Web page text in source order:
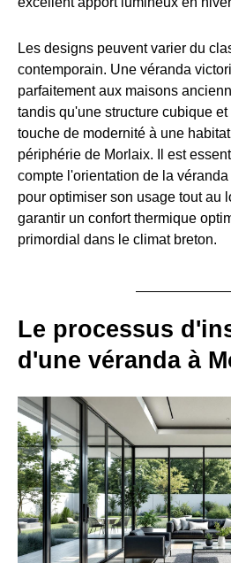
Les designs peuvent varier du
contemporain. Une véranda
parfaitement aux maisons
tandis qu'une structure cubique
touche de modernité à une
périphérie de Morlaix. Il est
compte l'orientation de la véranda
pour optimiser son usage tout au
garantir un confort thermique
primordial dans le climat breton.
Le processus
d'une véranda à